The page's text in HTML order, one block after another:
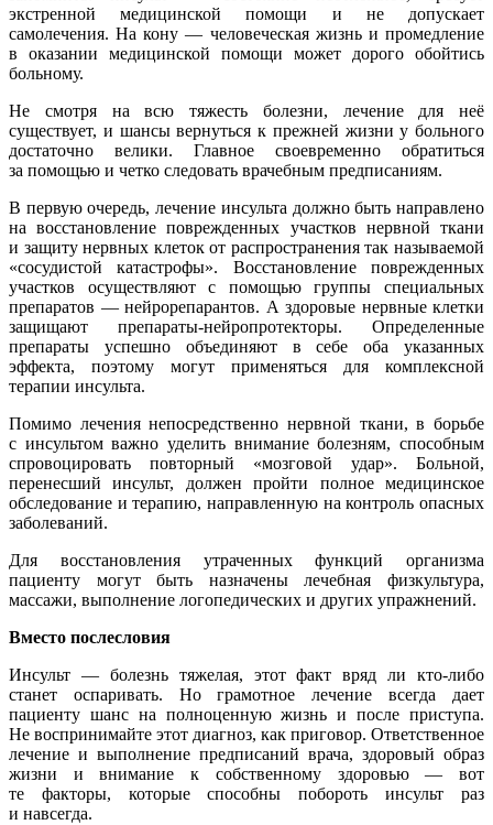
экстренной медицинской помощи и не допускает
самолечения. На кону — человеческая жизнь и промедление
в оказании медицинской помощи может дорого обойтись
больному.
Не смотря на всю тяжесть болезни, лечение для неё
существует, и шансы вернуться к прежней жизни у больного
достаточно велики. Главное своевременно обратиться
за помощью и четко следовать врачебным предписаниям.
В первую очередь, лечение инсульта должно быть направлено
на восстановление поврежденных участков нервной ткани
и защиту нервных клеток от распространения так называемой
«сосудистой катастрофы». Восстановление поврежденных
участков осуществляют с помощью группы специальных
препаратов — нейрорепарантов. А здоровые нервные клетки
защищают препараты-нейропротекторы. Определенные
препараты успешно объединяют в себе оба указанных
эффекта, поэтому могут применяться для комплексной
терапии инсульта.
Помимо лечения непосредственно нервной ткани, в борьбе
с инсультом важно уделить внимание болезням, способным
спровоцировать повторный «мозговой удар». Больной,
перенесший инсульт, должен пройти полное медицинское
обследование и терапию, направленную на контроль опасных
заболеваний.
Для восстановления утраченных функций организма
пациенту могут быть назначены лечебная физкультура,
массажи, выполнение логопедических и других упражнений.
Вместо послесловия
Инсульт — болезнь тяжелая, этот факт вряд ли кто-либо
станет оспаривать. Но грамотное лечение всегда дает
пациенту шанс на полноценную жизнь и после приступа.
Не воспринимайте этот диагноз, как приговор. Ответственное
лечение и выполнение предписаний врача, здоровый образ
жизни и внимание к собственному здоровью — вот
те факторы, которые способны побороть инсульт раз
и навсегда.